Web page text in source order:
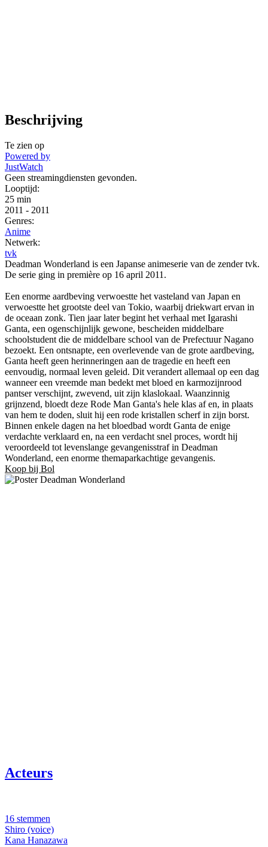
Beschrijving
Te zien op
Powered by
JustWatch
Geen streamingdiensten gevonden.
Looptijd:
25 min
2011 - 2011
Genres:
Anime
Netwerk:
tvk
Deadman Wonderland is een Japanse animeserie van de zender tvk.
De serie ging in première op 16 april 2011.
Een enorme aardbeving verwoestte het vasteland van Japan en
verwoestte het grootste deel van Tokio, waarbij driekwart ervan in
de oceaan zonk. Tien jaar later begint het verhaal met Igarashi
Ganta, een ogenschijnlijk gewone, bescheiden middelbare
schoolstudent die de middelbare school van de Prefectuur Nagano
bezoekt. Een ontsnapte, een overlevende van de grote aardbeving,
Ganta heeft geen herinneringen aan de tragedie en heeft een
eenvoudig, normaal leven geleid. Dit verandert allemaal op een dag
wanneer een vreemde man bedekt met bloed en karmozijnrood
pantser verschijnt, zwevend, uit zijn klaslokaal. Waanzinnig
grijnzend, bloedt deze Rode Man Ganta's hele klas af en, in plaats
van hem te doden, sluit hij een rode kristallen scherf in zijn borst.
Binnen enkele dagen na het bloedbad wordt Ganta de enige
verdachte verklaard en, na een verdacht snel proces, wordt hij
veroordeeld tot levenslange gevangenisstraf in Deadman
Wonderland, een enorme themaparkachtige gevangenis.
Koop bij Bol
Acteurs
16 stemmen
Shiro (voice)
Kana Hanazawa